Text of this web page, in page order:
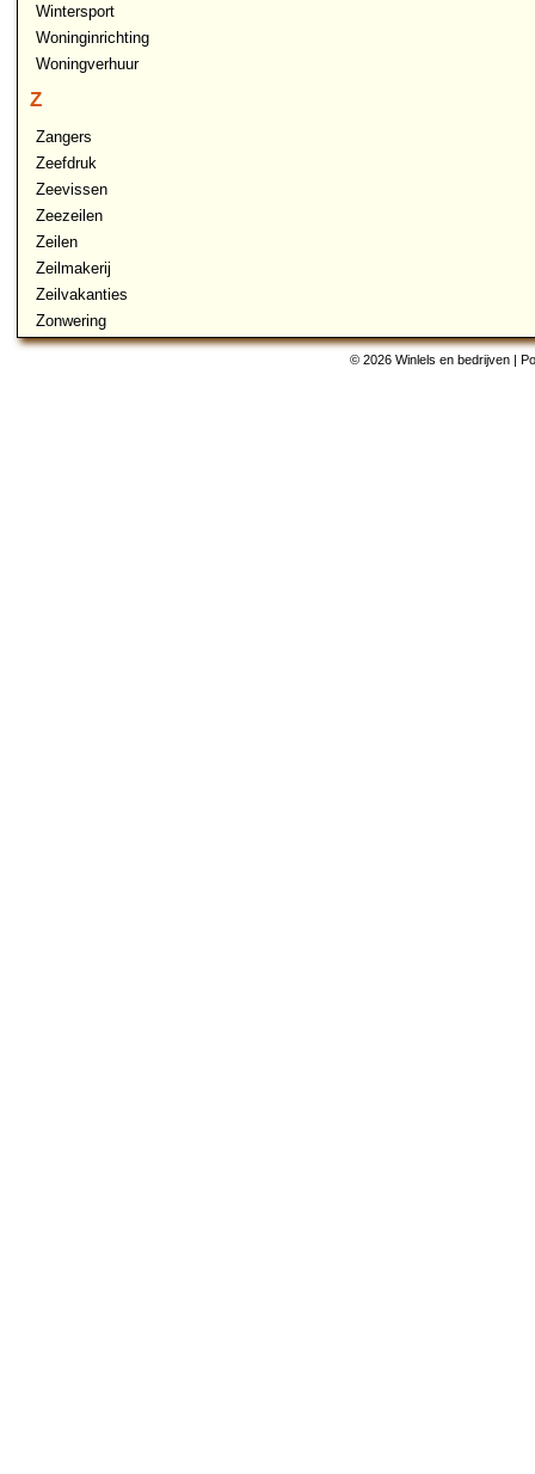
Wintersport
Woninginrichting
Woningverhuur
Z
Zangers
Zeefdruk
Zeevissen
Zeezeilen
Zeilen
Zeilmakerij
Zeilvakanties
Zonwering
© 2026 Winlels en bedrijven |